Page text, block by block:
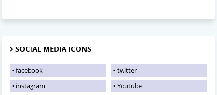
SOCIAL MEDIA ICONS
facebook
twitter
instagram
Youtube